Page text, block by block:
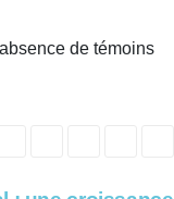
de témoins